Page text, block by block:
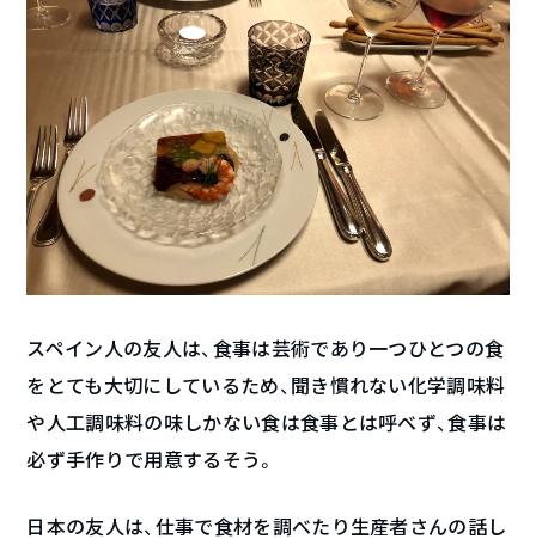
スペイン人の友人は、食事は芸術であり一つひとつの食
をとても大切にしているため、聞き慣れない化学調味料
や人工調味料の味しかない食は食事とは呼べず、食事は
必ず手作りで用意するそう。
日本の友人は、仕事で食材を調べたり生産者さんの話し